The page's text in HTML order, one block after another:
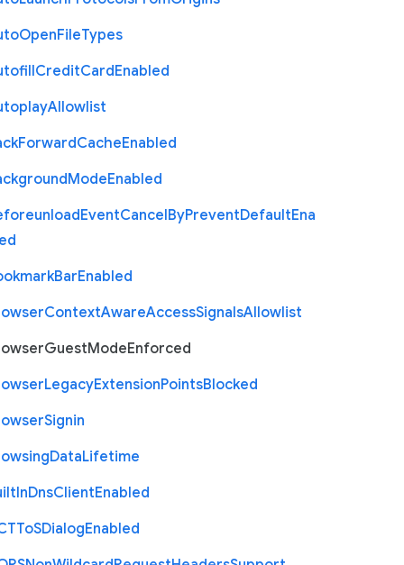
OpenFileTypes
CreditCardEnabled
Allowlist
ForwardCacheEnabled
ModeEnabled
EventCancelByPreventDefaultEna
BarEnabled
ContextAwareAccessSignalsAllowlist
GuestModeEnforced
LegacyExtensionPointsBlocked
Signin
DataLifetime
InDnsClientEnabled
TToSDialogEnabled